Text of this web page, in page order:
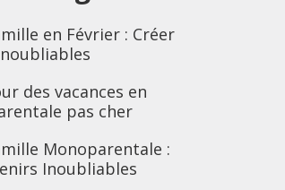
en Février : Créer
des vacances en
pas cher
Monoparentale :
Inoubliables